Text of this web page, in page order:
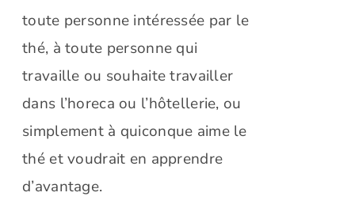
toute personne intéressée par le
thé, à toute personne qui
travaille ou souhaite travailler
dans l’horeca ou l’hôtellerie, ou
simplement à quiconque aime le
thé et voudrait en apprendre
d’avantage.